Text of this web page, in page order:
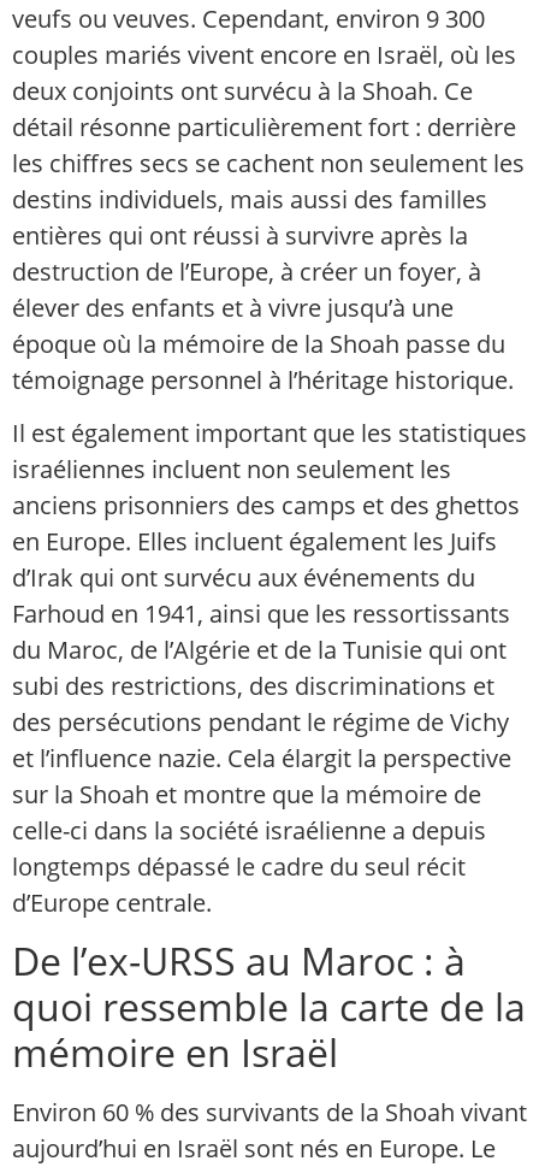
veufs ou veuves. Cependant, environ 9 300
couples mariés vivent encore en Israël, où les
deux conjoints ont survécu à la Shoah. Ce
détail résonne particulièrement fort : derrière
les chiffres secs se cachent non seulement les
destins individuels, mais aussi des familles
entières qui ont réussi à survivre après la
destruction de l’Europe, à créer un foyer, à
élever des enfants et à vivre jusqu’à une
époque où la mémoire de la Shoah passe du
témoignage personnel à l’héritage historique.
Il est également important que les statistiques
israéliennes incluent non seulement les
anciens prisonniers des camps et des ghettos
en Europe. Elles incluent également les Juifs
d’Irak qui ont survécu aux événements du
Farhoud en 1941, ainsi que les ressortissants
du Maroc, de l’Algérie et de la Tunisie qui ont
subi des restrictions, des discriminations et
des persécutions pendant le régime de Vichy
et l’influence nazie. Cela élargit la perspective
sur la Shoah et montre que la mémoire de
celle-ci dans la société israélienne a depuis
longtemps dépassé le cadre du seul récit
d’Europe centrale.
De l’ex-URSS au Maroc : à
quoi ressemble la carte de la
mémoire en Israël
Environ 60 % des survivants de la Shoah vivant
aujourd’hui en Israël sont nés en Europe. Le